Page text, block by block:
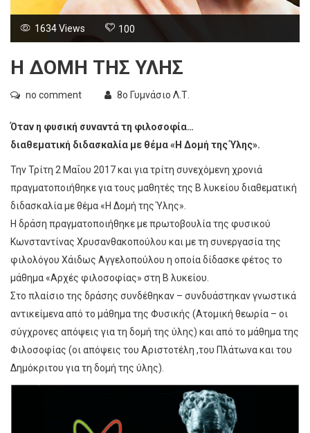
1634 Views 100
Η ΔΟΜΉ ΤΗΣ ΎΛΗΣ
no comment 8ο Γυμνάσιο Λ.Τ.
Όταν η φυσική συναντά τη φιλοσοφία…
διαθεματική διδασκαλία με θέμα «Η Δομή της Ύλης».
Την Τρίτη 2 Μαΐου 2017 και για τρίτη συνεχόμενη χρονιά
πραγματοποιήθηκε για τους μαθητές της Β λυκείου διαθεματική
διδασκαλία με θέμα «Η Δομή της Ύλης».
Η δράση πραγματοποιήθηκε με πρωτοβουλία της φυσικού
Κωνσταντίνας Χρυσανθακοπούλου και με τη συνεργασία της
φιλολόγου Χάιδως Αγγελοπούλου η οποία δίδασκε φέτος το
μάθημα «Αρχές φιλοσοφίας» στη Β λυκείου.
Στο πλαίσιο της δράσης συνδέθηκαν – συνδυάστηκαν γνωστικά
αντικείμενα από το μάθημα της Φυσικής (Ατομική θεωρία – οι
σύγχρονες απόψεις για τη δομή της ύλης) και από το μάθημα της
Φιλοσοφίας (οι απόψεις του Αριστοτέλη ,του Πλάτωνα και του
Δημόκριτου για τη δομή της ύλης).